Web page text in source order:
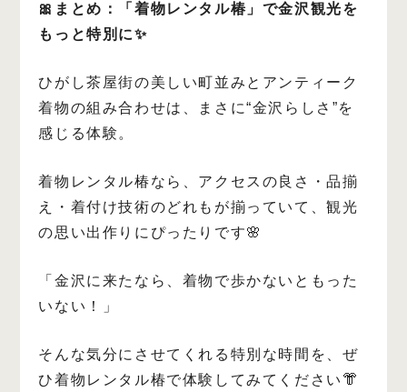
🎀まとめ：「着物レンタル椿」で金沢観光を
もっと特別に✨
ひがし茶屋街の美しい町並みとアンティーク
着物の組み合わせは、まさに“金沢らしさ”を
感じる体験。
着物レンタル椿なら、アクセスの良さ・品揃
え・着付け技術のどれもが揃っていて、観光
の思い出作りにぴったりです🌸
「金沢に来たなら、着物で歩かないともった
いない！」
そんな気分にさせてくれる特別な時間を、ぜ
ひ着物レンタル椿で体験してみてください👘